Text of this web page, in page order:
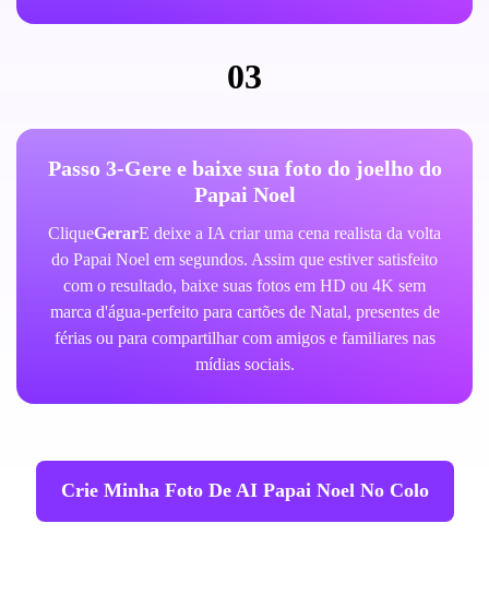
03
Passo 3-Gere e baixe sua foto do joelho do
Papai Noel
CliqueGerarE deixe a IA criar uma cena realista da volta
do Papai Noel em segundos. Assim que estiver satisfeito
com o resultado, baixe suas fotos em HD ou 4K sem
marca d'água-perfeito para cartões de Natal, presentes de
férias ou para compartilhar com amigos e familiares nas
mídias sociais.
Crie Minha Foto De AI Papai Noel No Colo